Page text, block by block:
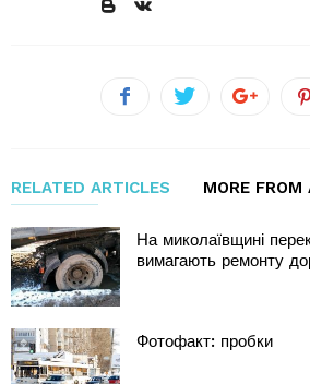
RELATED ARTICLES MORE FROM
На миколаївщині
вимагають ремонту
Фотофакт: пробки